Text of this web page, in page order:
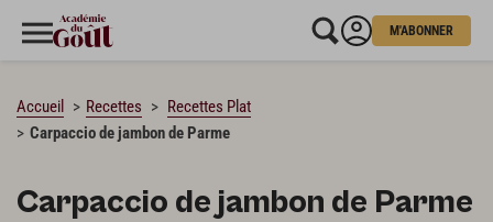
M'ABONNER
Accueil Recettes
Recettes Plat
Carpaccio de jambon de Parme
Carpaccio de jambon de Parme
CHARGEMENT…